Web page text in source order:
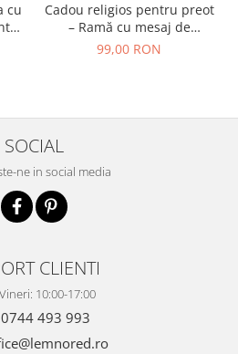
cu
Cadou religios pentru preot
– Ramă cu mesaj de
mulțumire și cruce aurie
99,00 RON
SOCIAL
ne in social media
CLIENTI
10:00-17:00
0744 493 993